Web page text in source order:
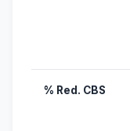
% Red. CBS